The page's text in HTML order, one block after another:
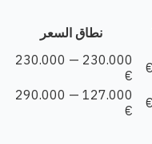
نطاق السعر
230.000 — 230.000
€
127.000 — 290.000
€